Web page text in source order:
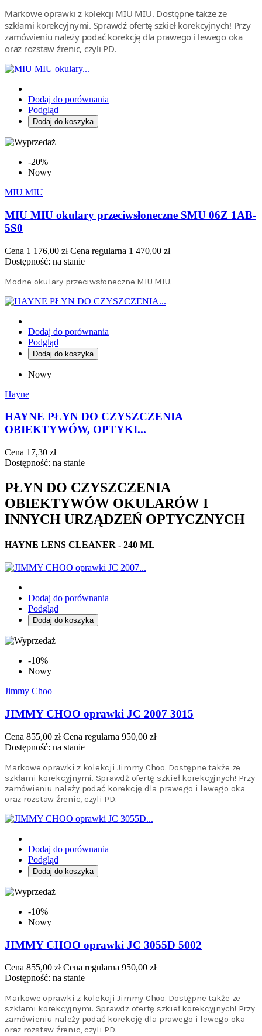
Markowe oprawki z kolekcji MIU MIU. Dostępne także ze
szkłami korekcyjnymi. Sprawdź ofertę szkieł korekcyjnych! Przy
zamówieniu należy podać korekcję dla prawego i lewego oka
oraz rozstaw źrenic, czyli PD.
Dodaj do porównania
Podgląd
Dodaj do koszyka
-20%
Nowy
MIU MIU
MIU MIU okulary przeciwsłoneczne SMU 06Z 1AB-
5S0
Cena 1 176,00 zł Cena regularna 1 470,00 zł
Dostępność: na stanie
Modne okulary przeciwsłoneczne MIU MIU.
Dodaj do porównania
Podgląd
Dodaj do koszyka
Nowy
Hayne
HAYNE PŁYN DO CZYSZCZENIA
OBIEKTYWÓW, OPTYKI...
Cena 17,30 zł
Dostępność: na stanie
PŁYN DO CZYSZCZENIA
OBIEKTYWÓW OKULARÓW I
INNYCH URZĄDZEŃ OPTYCZNYCH
HAYNE LENS CLEANER - 240 ML
Dodaj do porównania
Podgląd
Dodaj do koszyka
-10%
Nowy
Jimmy Choo
JIMMY CHOO oprawki JC 2007 3015
Cena 855,00 zł Cena regularna 950,00 zł
Dostępność: na stanie
Markowe oprawki z kolekcji Jimmy Choo. Dostępne także ze
szkłami korekcyjnymi. Sprawdż ofertę szkieł korekcyjnych! Przy
zamówieniu należy podać korekcję dla prawego i lewego oka
oraz rozstaw źrenic, czyli PD.
Dodaj do porównania
Podgląd
Dodaj do koszyka
-10%
Nowy
JIMMY CHOO oprawki JC 3055D 5002
Cena 855,00 zł Cena regularna 950,00 zł
Dostępność: na stanie
Markowe oprawki z kolekcji Jimmy Choo. Dostępne także ze
szkłami korekcyjnymi. Sprawdż ofertę szkieł korekcyjnych! Przy
zamówieniu należy podać korekcję dla prawego i lewego oka
oraz rozstaw źrenic, czyli PD.